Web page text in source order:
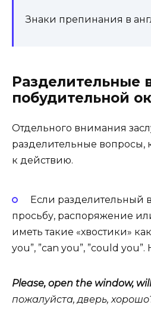
Знаки препинания в
Разделительные
побудительной
Отдельного внимания
разделительные вопросы,
к действию.
Если разделительный
просьбу, распоряжение
иметь такие «хвостики»
you”, ”can you”, ”could
Please, open the win­dow,
пожалуйста, дверь,